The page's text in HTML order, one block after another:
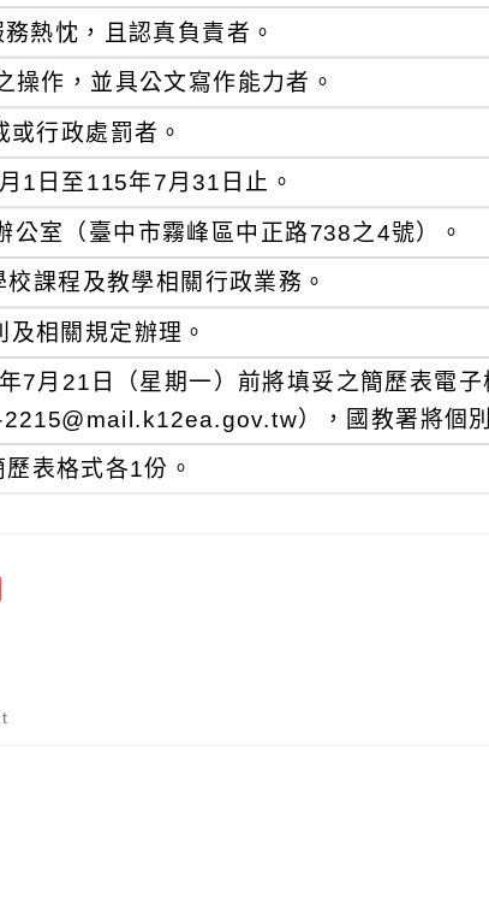
熱忱，且認真負責者。
操作，並具公文寫作能力者。
行政處罰者。
1日至115年7月31日止。
公室（臺中市霧峰區中正路738之4號）。
課程及教學相關行政業務。
相關規定辦理。
7月21日（星期一）前將填妥之簡歷表電子
），國教署將個
表格式各1份。